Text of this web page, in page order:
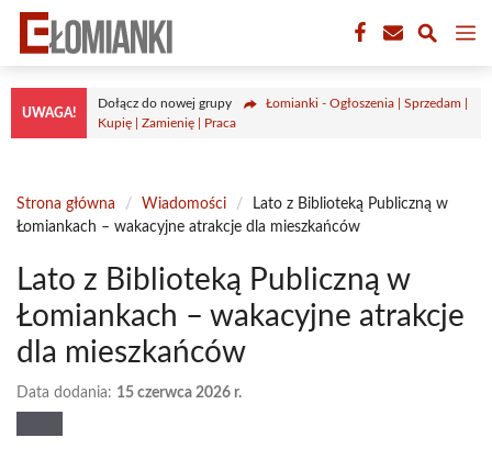
Przejdź
treści
UWAGA!
Dołącz do nowej grupy
Łomianki - Ogłoszenia | Sprzedam |
Kupię | Zamienię | Praca
Strona główna / Wiadomości /
Lato z Biblioteką Publiczną w
Łomiankach – wakacyjne atrakcje dla mieszkańców
Lato z Biblioteką Publiczną w
Łomiankach – wakacyjne atrakcje
dla mieszkańców
Data dodania: 15 czerwca 2026 r.